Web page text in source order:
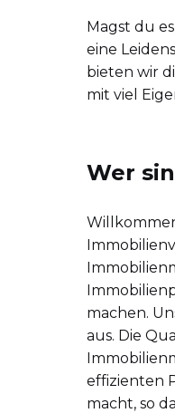
Magst du
eine
bieten wir
mit viel
Wer
machen.
aus. Die
effizienten
macht, so